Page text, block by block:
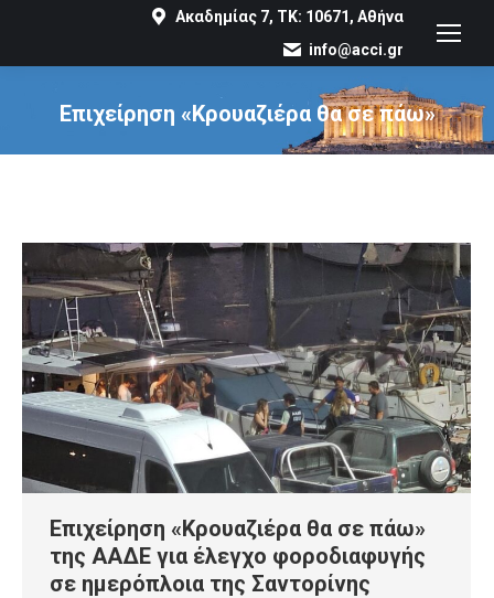
Ακαδημίας 7, ΤΚ: 10671, Αθήνα
info@acci.gr
Επιχείρηση «Κρουαζιέρα θα σε πάω»
You are here:
Επιχείρηση «Κρουαζιέρα θα σε πάω»
της ΑΑΔΕ για έλεγχο φοροδιαφυγής
σε ημερόπλοια της Σαντορίνης